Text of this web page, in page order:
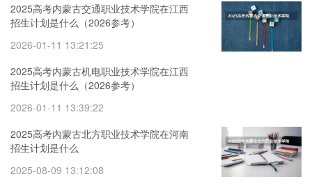
2025高考内蒙古交通职业技术学院在江西
招生计划是什么（2026参考）
2026-01-11 13:21:25
2025高考内蒙古机电职业技术学院在江西
招生计划是什么（2026参考）
2026-01-11 13:39:22
2025高考内蒙古北方职业技术学院在河南
招生计划是什么
2025-08-09 13:12:08